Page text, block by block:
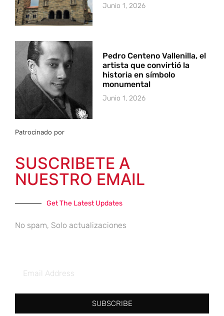
Junio 1, 2026
Pedro Centeno Vallenilla, el
artista que convirtió la
historia en símbolo
monumental
Junio 1, 2026
Patrocinado por
SUSCRIBETE A
NUESTRO EMAIL
Get The Latest Updates
No spam, Solo actualizaciones
SUBSCRIBE